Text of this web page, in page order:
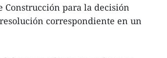
Construcción para la decisión
correspondiente en un